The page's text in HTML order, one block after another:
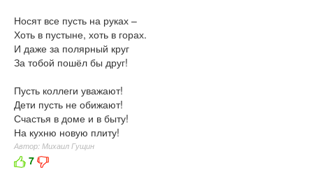
Носят все пусть на руках –
Хоть в пустыне, хоть в горах.
И даже за полярный круг
За тобой пошёл бы друг!
Пусть коллеги уважают!
Дети пусть не обижают!
Счастья в доме и в быту!
На кухню новую плиту!
Автор: Михаил Гущин
7